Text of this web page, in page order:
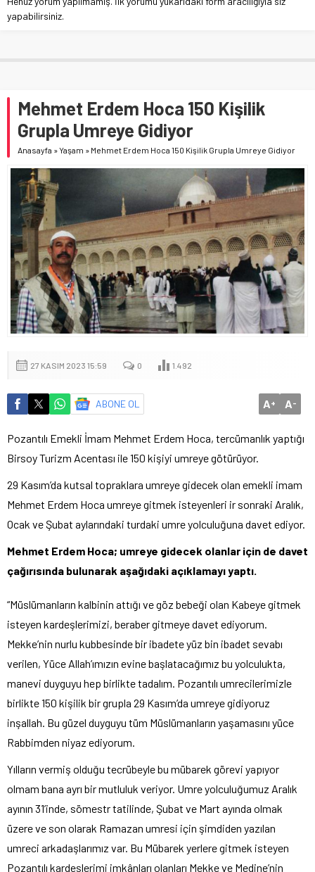
yapabilirsiniz.
Mehmet Erdem Hoca 150 Kişilik
Grupla Umreye Gidiyor
Anasayfa »Yaşam » Mehmet Erdem Hoca 150 Kişilik Grupla Umreye Gidiyor
27 KASIM 2023 15:59 0 1.492
ABONE OL A+ A-
Pozantılı Emekli İmam Mehmet Erdem Hoca, tercümanlık yaptığı
Birsoy Turizm Acentası ile 150 kişiyi umreye götürüyor.
29 Kasım’da kutsal topraklara umreye gidecek olan emekli imam
Mehmet Erdem Hoca umreye gitmek isteyenleri ir sonraki Aralık,
Ocak ve Şubat aylarındaki turdaki umre yolculuğuna davet ediyor.
Mehmet Erdem Hoca; umreye gidecek olanlar için de davet
çağırısında bulunarak aşağıdaki açıklamayı yaptı.
“Müslümanların kalbinin attığı ve göz bebeği olan Kabeye gitmek
isteyen kardeşlerimizi, beraber gitmeye davet ediyorum.
Mekke’nin nurlu kubbesinde bir ibadete yüz bin ibadet sevabı
verilen, Yüce Allah’ımızın evine başlatacağımız bu yolculukta,
manevi duyguyu hep birlikte tadalım. Pozantılı umrecilerimizle
birlikte 150 kişilik bir grupla 29 Kasım’da umreye gidiyoruz
inşallah. Bu güzel duyguyu tüm Müslümanların yaşamasını yüce
Rabbimden niyaz ediyorum.
Yılların vermiş olduğu tecrübeyle bu mübarek görevi yapıyor
olmam bana ayrı bir mutluluk veriyor. Umre yolculuğumuz Aralık
ayının 31’inde, sömestr tatilinde, Şubat ve Mart ayında olmak
üzere ve son olarak Ramazan umresi için şimdiden yazılan
umreci arkadaşlarımız var. Bu Mübarek yerlere gitmek isteyen
Pozantılı kardeşlerimi imkânları olanları Mekke ve Medine’nin